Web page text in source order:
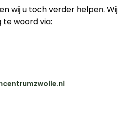
wij u toch verder helpen. Wij
te woord via: